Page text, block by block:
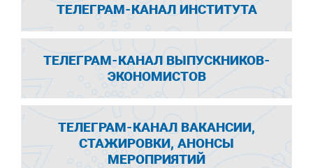
ТЕЛЕГРАМ-КАНАЛ ИНСТИТУТА
ТЕЛЕГРАМ-КАНАЛ ВЫПУСКНИКОВ-
ЭКОНОМИСТОВ
ТЕЛЕГРАМ-КАНАЛ ВАКАНСИИ,
СТАЖИРОВКИ, АНОНСЫ
МЕРОПРИЯТИЙ